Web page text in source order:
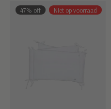
47% off Niet op voorraad